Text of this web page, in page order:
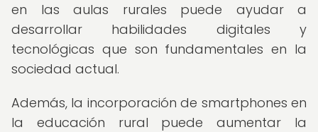
en las aulas rurales puede ayudar a
desarrollar habilidades digitales y
tecnológicas que son fundamentales en la
sociedad actual.
Además, la incorporación de smartphones en
la educación rural puede aumentar la